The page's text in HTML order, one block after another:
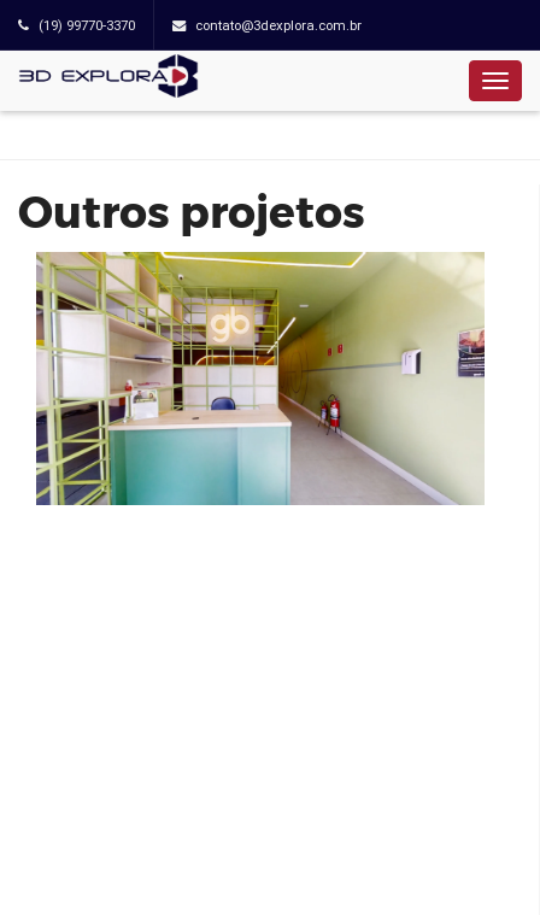
(19) 99770-3370 contato@3dexplora.com.br
Outros projetos
goodbe | Saúde
OCUPEARTE EXPOSIÇÃO I